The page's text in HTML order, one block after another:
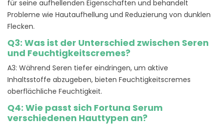
für seine aufhellenden Eigenschaften und behandelt
Probleme wie Hautaufhellung und Reduzierung von dunklen
Flecken.
Q3: Was ist der Unterschied zwischen Seren
und Feuchtigkeitscremes?
A3: Während Seren tiefer eindringen, um aktive
Inhaltsstoffe abzugeben, bieten Feuchtigkeitscremes
oberflächliche Feuchtigkeit.
Q4: Wie passt sich Fortuna Serum
verschiedenen Hauttypen an?